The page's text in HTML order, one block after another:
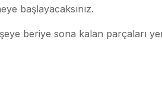
başlayacaksınız.
beriye sona kalan parçaları